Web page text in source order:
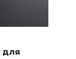
для